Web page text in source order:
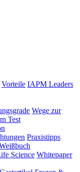
Vorteile IAPM Leaders
Wege zur
Test
Praxistipps
Science Whitepaper